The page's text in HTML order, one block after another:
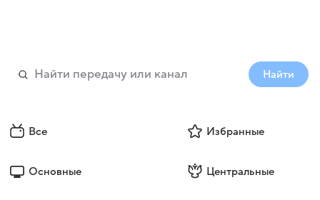
Найти
Все Избранные
Основные Центральные